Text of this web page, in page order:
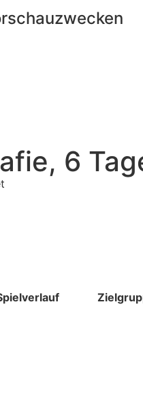
6